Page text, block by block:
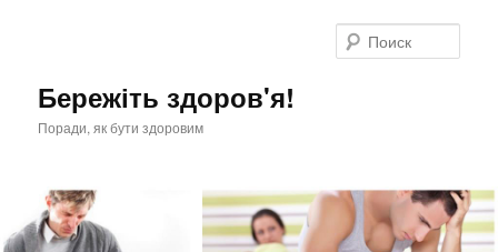
Бережіть здоров'я!
Поради, як бути здоровим